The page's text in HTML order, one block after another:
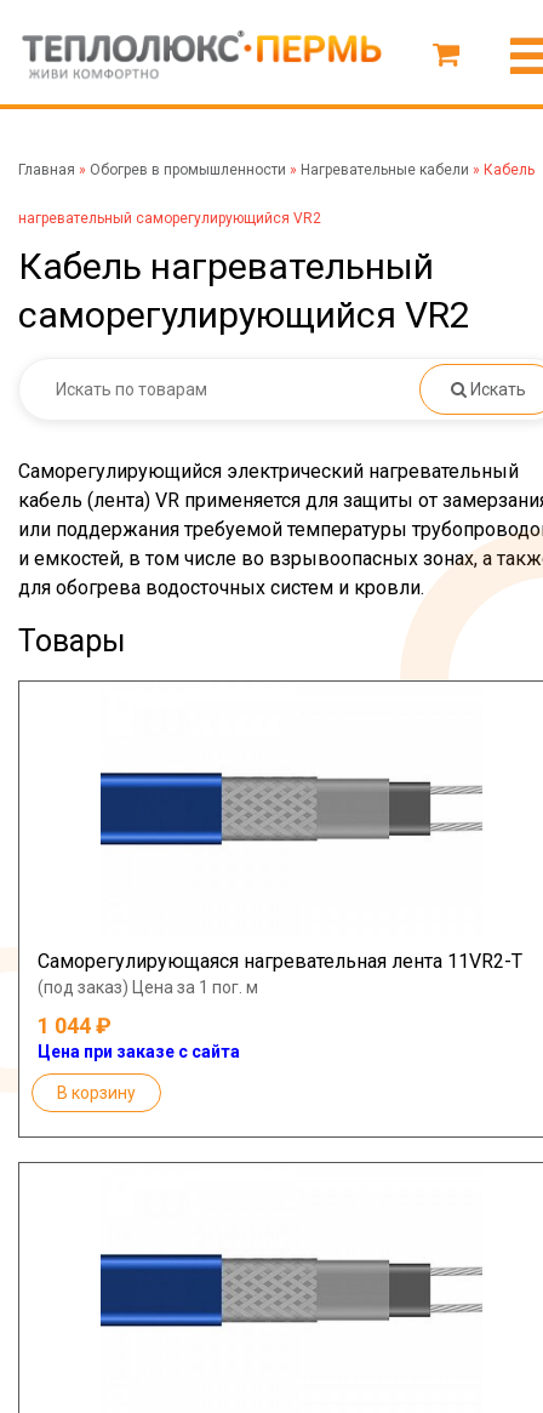
Главная » Обогрев в промышленности » Нагревательные кабели » Кабель
нагревательный саморегулирующийся VR2
Кабель нагревательный
саморегулирующийся VR2
Искать
Саморегулирующийся электрический нагревательный
кабель (лента) VR применяется для защиты от
или поддержания требуемой температуры
и емкостей, в том числе во взрывоопасных зонах, а
для обогрева водосточных систем и кровли.
Товары
Саморегулирующаяся нагревательная лента 11VR2-T
(под заказ) Цена за 1 пог. м
1 044
Цена при заказе с сайта
В корзину